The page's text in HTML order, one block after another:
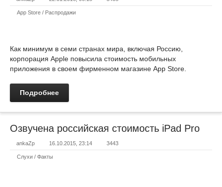
App Store / Распродажи
Как минимум в семи странах мира, включая Россию,
корпорация Apple повысила стоимость мобильных
приложения в своем фирменном магазине App Store.
Подробнее
Озвучена российская стоимость iPad Pro
ankaZp 16.10.2015, 23:14 3443
Слухи / Факты